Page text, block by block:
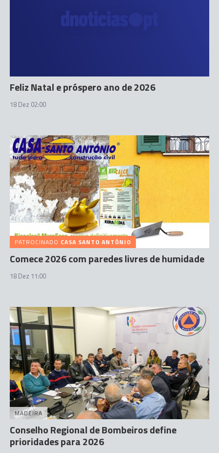
Feliz Natal e próspero ano de 2026
18 Dez 02:00
PATROCINADO CASA SANTO ANTÓNIO
Comece 2026 com paredes livres de humidade
18 Dez 11:00
MADEIRA
Conselho Regional de Bombeiros define
prioridades para 2026